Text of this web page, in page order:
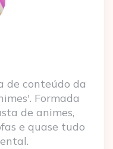
de conteúdo da
Formada
de animes,
e quase tudo